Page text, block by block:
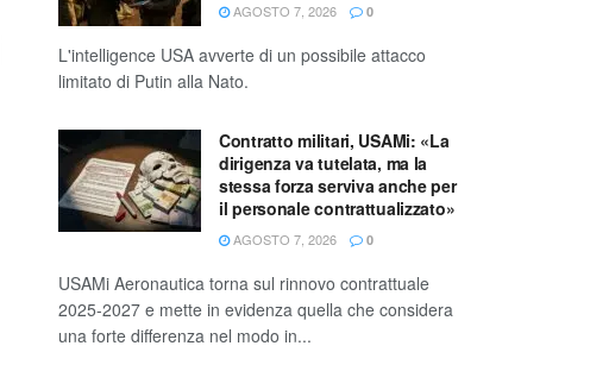
AGOSTO 7, 2026 0
L'intelligence USA avverte di un possibile attacco
limitato di Putin alla Nato.
Contratto militari, USAMi: «La
dirigenza va tutelata, ma la
stessa forza serviva anche per
il personale contrattualizzato»
AGOSTO 7, 2026 0
USAMi Aeronautica torna sul rinnovo contrattuale
2025-2027 e mette in evidenza quella che considera
una forte differenza nel modo in...